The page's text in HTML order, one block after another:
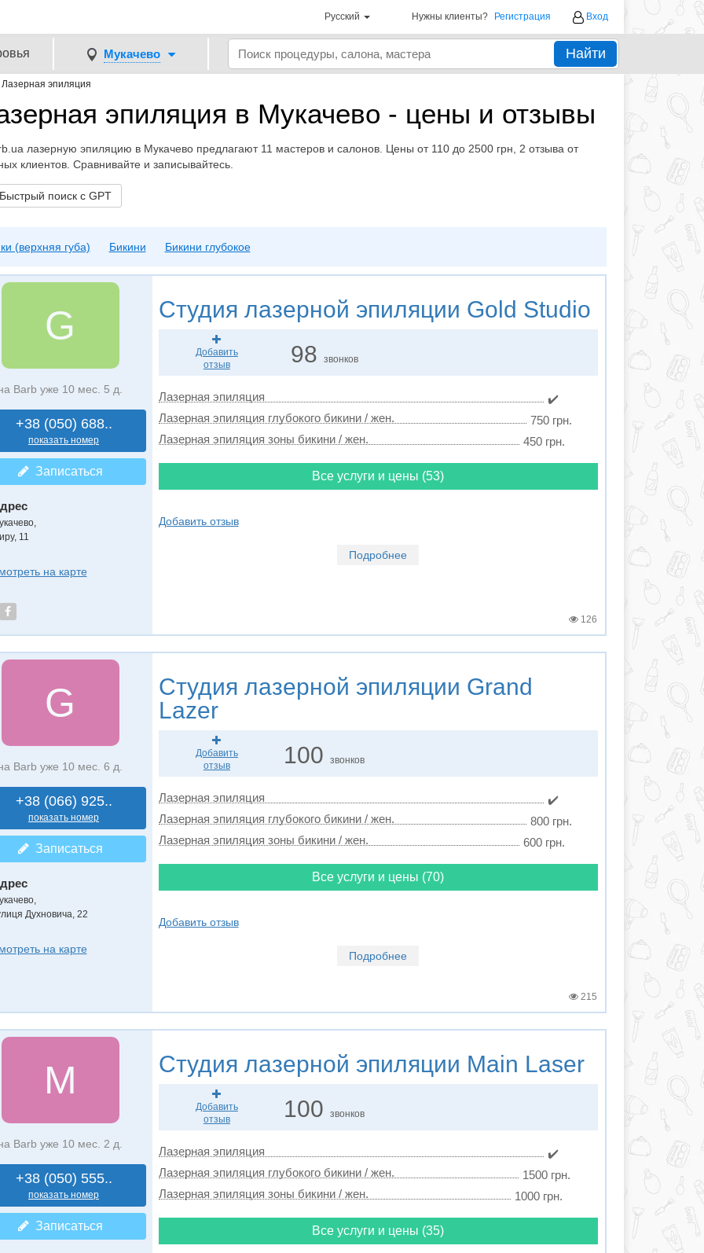
Русский Нужны клиенты? Регистрация Вход
Мукачево Найти
Лазерная эпиляция
эпиляция в Мукачево - цены и отзывы
лазерную эпиляцию в Мукачево предлагают 11 мастеров и салонов. Цены от 110 до 2500 грн, 2 отзыва от
клиентов. Сравнивайте и записывайтесь.
поиск с GPT
(верхняя губа) Бикини Бикини глубокое
G
Barb уже 10 мес. 5 д.
+38 (050) 688..
показать номер
Записаться
,
11
на карте
Студия лазерной эпиляции Gold Studio
Добавить
отзыв
98 звонков
Лазерная эпиляция
✔️
Лазерная эпиляция глубокого бикини / жен.
750 грн.
Лазерная эпиляция зоны бикини / жен.
450 грн.
Все услуги и цены (53)
Добавить отзыв
Подробнее
126
G
Barb уже 10 мес. 6 д.
+38 (066) 925..
показать номер
Записаться
,
Духновича, 22
на карте
Студия лазерной эпиляции Grand
Lazer
Добавить
отзыв
100звонков
Лазерная эпиляция
✔️
Лазерная эпиляция глубокого бикини / жен.
800 грн.
Лазерная эпиляция зоны бикини / жен.
600 грн.
Все услуги и цены (70)
Добавить отзыв
Подробнее
215
M
Barb уже 10 мес. 2 д.
+38 (050) 555..
показать номер
Записаться
Студия лазерной эпиляции Main Laser
Добавить
отзыв
100звонков
Лазерная эпиляция
✔️
Лазерная эпиляция глубокого бикини / жен.
1500 грн.
Лазерная эпиляция зоны бикини / жен.
1000 грн.
Все услуги и цены (35)